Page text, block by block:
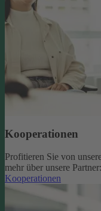
Kooperationen
Profitieren Sie von
mehr über unsere
Kooperationen